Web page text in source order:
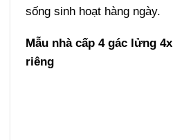
sống sinh hoạt hàng ngày.
Mẫu nhà cấp 4 gác lửng
riêng